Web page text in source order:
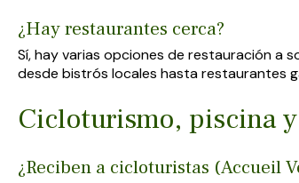
¿Hay restaurantes cerca?
Sí, hay varias opciones de restauración a
desde bistrós locales hasta restaurantes
Cicloturismo, piscina
¿Reciben a cicloturistas (Accueil